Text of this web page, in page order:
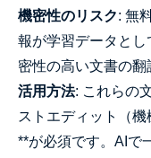
機密性のリスク: 無
報が学習データと
密性の高い文書の翻
活用方法: これらの
ストエディット（機
**が必須です。AIで